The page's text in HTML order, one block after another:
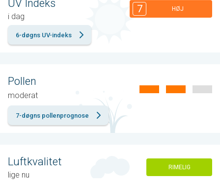
UV Indeks
i dag
7 HØJ
6-døgns UV-indeks
Pollen
moderat
7-døgns pollenprognose
Luftkvalitet
lige nu
RIMELIG